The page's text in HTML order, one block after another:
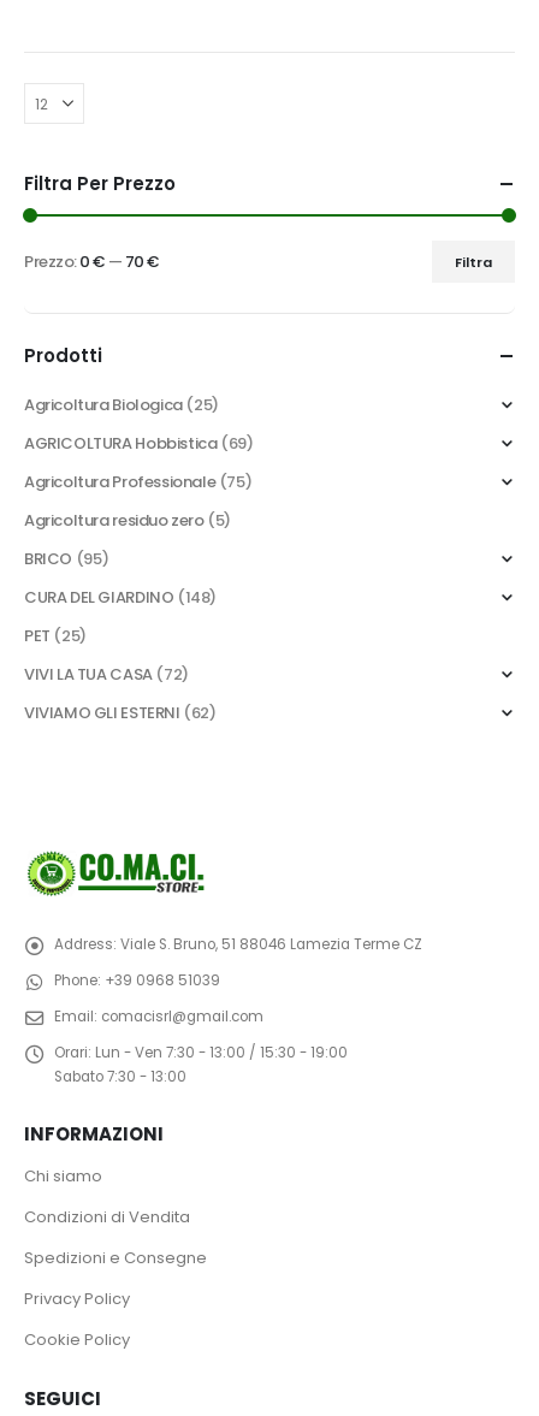
Filtra Per Prezzo
Filtra
Prezzo:0 € — 70 €
Prodotti
Agricoltura Biologica (25)
AGRICOLTURA Hobbistica (69)
Agricoltura Professionale (75)
Agricoltura residuo zero (5)
BRICO (95)
CURA DEL GIARDINO (148)
PET (25)
VIVI LA TUA CASA (72)
VIVIAMO GLI ESTERNI (62)
Address: Viale S. Bruno, 51 88046 Lamezia Terme CZ
Phone: +39 0968 51039
Email: comacisrl@gmail.com
Orari: Lun - Ven 7:30 - 13:00 / 15:30 - 19:00
Sabato 7:30 - 13:00
INFORMAZIONI
Chi siamo
Condizioni di Vendita
Spedizioni e Consegne
Privacy Policy
Cookie Policy
SEGUICI